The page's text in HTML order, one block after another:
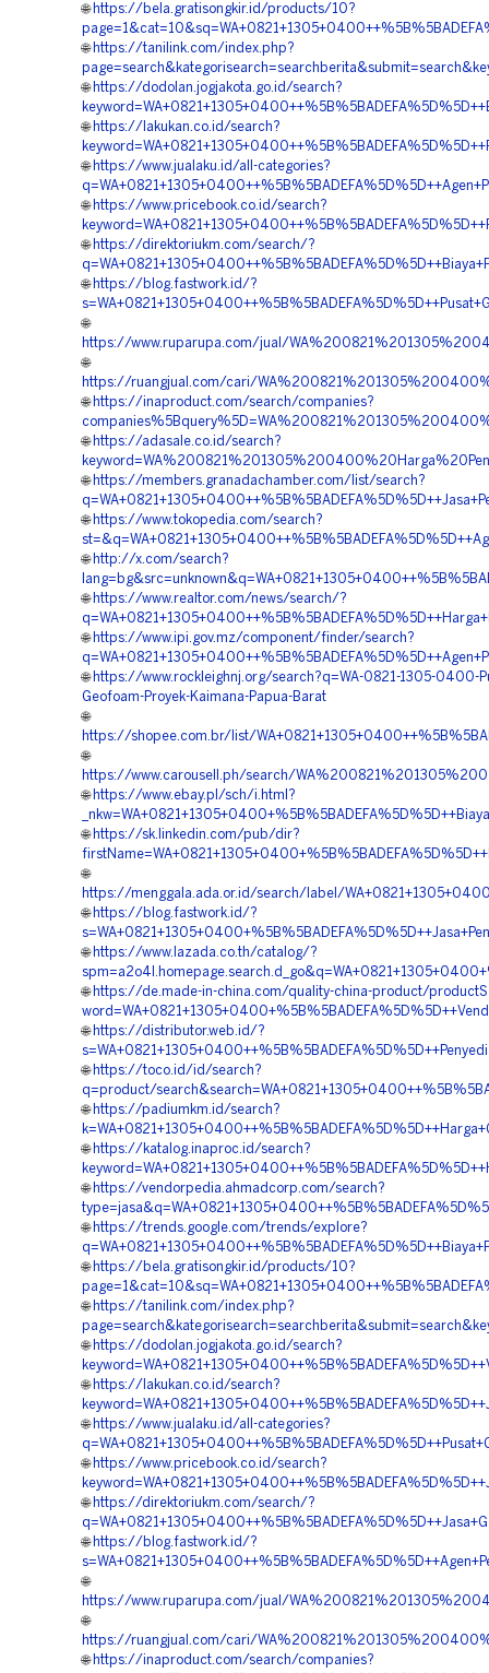
🌐 https://bela.gratisongkir.id/products/10?
🌐 https://tanilink.com/index.php?
🌐 https://dodolan.jogjakota.go.id/search?
🌐 https://lakukan.co.id/search?
🌐 https://www.jualaku.id/all-categories?
🌐 https://www.pricebook.co.id/search?
🌐 https://direktoriukm.com/search/?
🌐 https://blog.fastwork.id/?
🌐
https://www.ruparupa.com/jual/
🌐
https://ruangjual.com/cari/
🌐 https://inaproduct.com/search/companies?
🌐 https://adasale.co.id/search?
🌐 https://members.granadachamber.com/list/search?
🌐 https://www.tokopedia.com/search?
🌐 http://x.com/search?
🌐 https://www.realtor.com/news/search/?
🌐 https://www.ipi.gov.mz/component/finder/search?
🌐 https://www.rockleighnj.org/search?q=WA-0821-1305-0400-
Geofoam-Proyek-Kaimana-Papua-Barat
🌐
https://shopee.com.br/list/
🌐
https://www.carousell.ph/search/
🌐 https://www.ebay.pl/sch/i.html?
🌐 https://sk.linkedin.com/pub/dir?
🌐
https://menggala.ada.or.id/search/label/
🌐 https://blog.fastwork.id/?
🌐 https://www.lazada.co.th/catalog/?
🌐 https://de.made-in-china.com/quality-china-product/
🌐 https://distributor.web.id/?
🌐 https://toco.id/id/search?
q=product/
🌐 https://padiumkm.id/search?
🌐 https://katalog.inaproc.id/search?
🌐 https://vendorpedia.ahmadcorp.com/search?
🌐 https://trends.google.com/trends/explore?
🌐 https://bela.gratisongkir.id/products/10?
🌐 https://tanilink.com/index.php?
🌐 https://dodolan.jogjakota.go.id/search?
🌐 https://lakukan.co.id/search?
🌐 https://www.jualaku.id/all-categories?
🌐 https://www.pricebook.co.id/search?
🌐 https://direktoriukm.com/search/?
🌐 https://blog.fastwork.id/?
🌐
https://www.ruparupa.com/jual/
🌐
https://ruangjual.com/cari/
🌐 https://inaproduct.com/search/companies?